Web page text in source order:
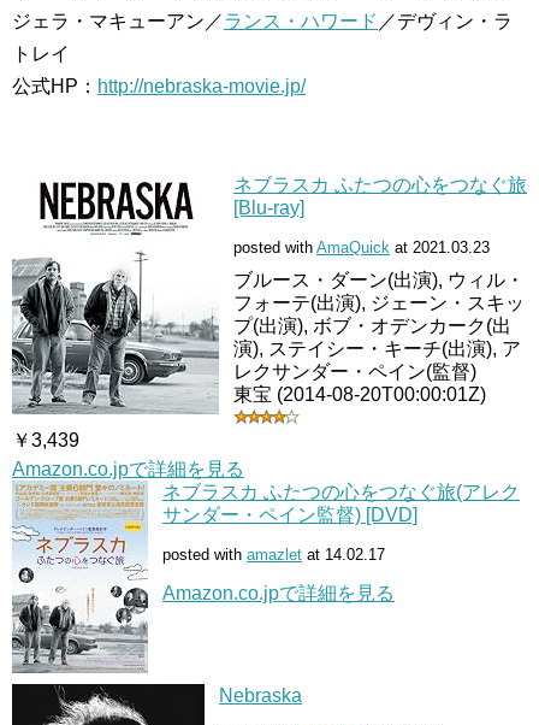
ジェラ・マキューアン／ランス・ハワード ／デヴィン・ラ
トレイ
公式HP： http://nebraska-movie.jp/
ネブラスカ ふたつの心をつなぐ旅
[Blu-ray]
posted with AmaQuick at 2021.03.23
ブルース・ダーン(出演), ウィル・
フォーテ(出演), ジェーン・スキッ
プ(出演), ボブ・オデンカーク(出
演), ステイシー・キーチ(出演), ア
レクサンダー・ペイン(監督)
東宝 (2014-08-20T00:00:01Z)
￥3,439
Amazon.co.jpで詳細を見る
ネブラスカ ふたつの心をつなぐ旅(アレク
サンダー・ペイン監督) [DVD]
posted with amazlet at 14.02.17
Amazon.co.jpで詳細を見る
Nebraska